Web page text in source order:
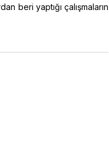
beri yaptığı çalışmaların